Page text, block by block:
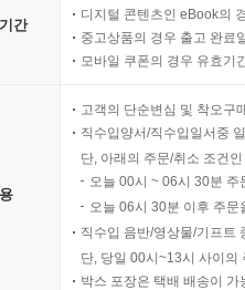
간
디지털 콘텐츠인 eBook의
중고상품의 경우 출고 완료
모바일 쿠폰의 경우 유효기
고객의 단순변심 및 착오구
직수입양서/직수입일서중
단, 아래의 주문/취소 조건
오늘 00시 ~ 06시 30분
오늘 06시 30분 이후 주
직수입 음반/영상물/기프트
단, 당일 00시~13시 사이의
박스 포장은 택배 배송이